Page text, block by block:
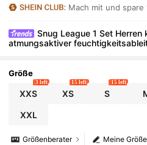
Mach mit und spare
Snug League 1 Set Herren
atmungsaktiver
Größe
XXS
3 left
XS
15 left
S
15 left
XXL
Meine
Größenberater